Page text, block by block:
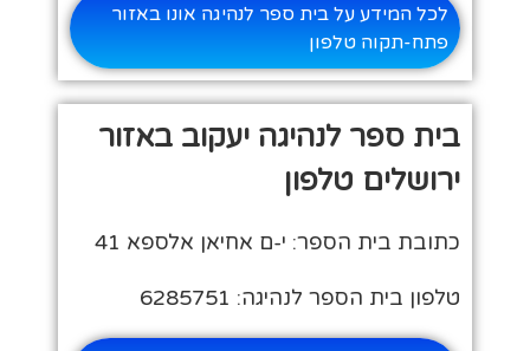
לכל המידע על בית ספר לנהיגה אונו באזור
פתח-תקוה טלפון
בית ספר לנהיגה יעקוב באזור
ירושלים טלפון
כתובת בית הספר: י-ם אחיאן אלספא 41
טלפון בית הספר לנהיגה: 6285751